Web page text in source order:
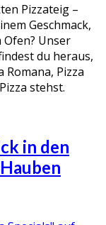
Pizzateig –
Geschmack,
Unser
du heraus,
Pizza
stehst.
in den